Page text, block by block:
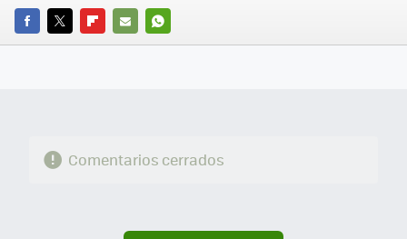
FACEBOOK
TWITTERFLIPBOARD
E-
WHATSAPP
Comentarios cerrados